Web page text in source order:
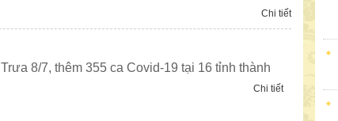
Chi tiết
Trưa 8/7, thêm 355 ca Covid-19 tại 16 tỉnh thành
Chi tiết